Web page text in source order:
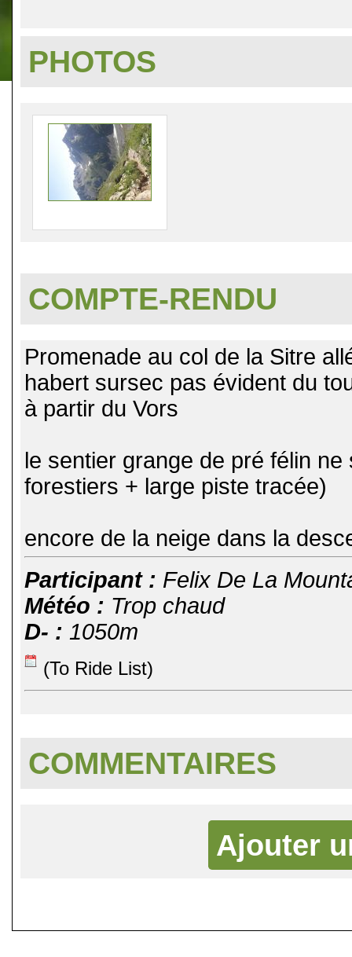
PHOTOS
COMPTE-RENDU
Promenade au col de la Sitre
habert sursec pas évident du
à partir du Vors
le sentier grange de pré félin
forestiers + large piste tracée)
encore de la neige dans la
Participant : Felix De La
Météo : Trop chaud
D- : 1050m
(To Ride List)
COMMENTAIRES
Ajouter